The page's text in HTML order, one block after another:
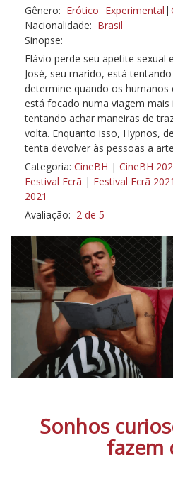
Gênero: Erótico Experimental
Nacionalidade: Brasil
Sinopse:
Flávio perde seu apetite sexual
José, seu marido, está
determine quando os humanos
está focado numa viagem mais
tentando achar maneiras de
volta. Enquanto isso, Hypnos,
tenta devolver às pessoas a
Categoria: CineBH | CineBH
Festival Ecrã | Festival Ecrã 2021
2021
Avaliação: 2 de 5
Sonhos
fazem